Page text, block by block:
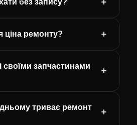
без запису?
ціна ремонту?
своїми запчастинами
триває ремонт